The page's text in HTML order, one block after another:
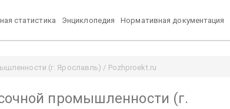
статистика Энциклопедия Нормативная документация
(г. Ярославль) / Pozhproekt.ru
промышленности (г.